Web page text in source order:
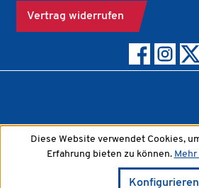
Vertrag widerrufen
Diese Website verwendet Cookies,
Erfahrung bieten zu können.
Konfigurieren